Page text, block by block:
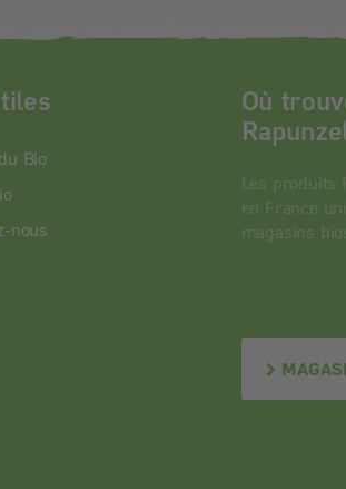
Bio
nous
Où
Les produits
en France
magasins